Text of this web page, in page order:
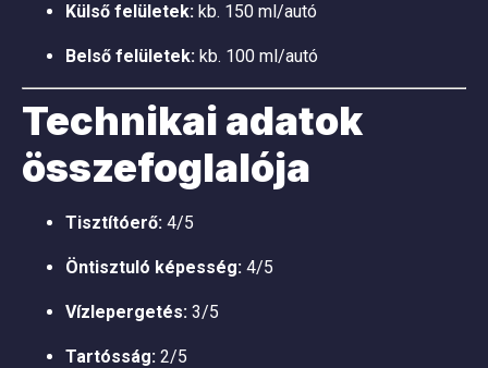
Külső felületek: kb. 150 ml/autó
Belső felületek: kb. 100 ml/autó
Technikai adatok
összefoglalója
Tisztítóerő: 4/5
Öntisztuló képesség: 4/5
Vízlepergetés: 3/5
Tartósság: 2/5